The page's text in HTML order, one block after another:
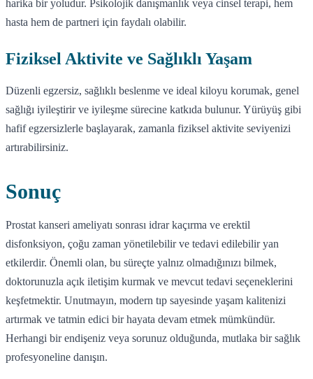
harika bir yoludur. Psikolojik danışmanlık veya cinsel terapi, hem
hasta hem de partneri için faydalı olabilir.
Fiziksel Aktivite ve Sağlıklı Yaşam
Düzenli egzersiz, sağlıklı beslenme ve ideal kiloyu korumak, genel
sağlığı iyileştirir ve iyileşme sürecine katkıda bulunur. Yürüyüş gibi
hafif egzersizlerle başlayarak, zamanla fiziksel aktivite seviyenizi
artırabilirsiniz.
Sonuç
Prostat kanseri ameliyatı sonrası idrar kaçırma ve erektil
disfonksiyon, çoğu zaman yönetilebilir ve tedavi edilebilir yan
etkilerdir. Önemli olan, bu süreçte yalnız olmadığınızı bilmek,
doktorunuzla açık iletişim kurmak ve mevcut tedavi seçeneklerini
keşfetmektir. Unutmayın, modern tıp sayesinde yaşam kalitenizi
artırmak ve tatmin edici bir hayata devam etmek mümkündür.
Herhangi bir endişeniz veya sorunuz olduğunda, mutlaka bir sağlık
profesyoneline danışın.